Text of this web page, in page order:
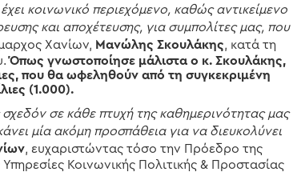
κοινωνικό περιεχόμενο, καθώς αντικείμενο
και αποχέτευσης, για συμπολίτες μας, που
Χανίων, Μανώλης Σκουλάκης, κατά τη
Όπως γνωστοποίησε μάλιστα ο κ. Σκουλάκης,
που θα ωφεληθούν από τη συγκεκριμένη
(1.000).
σχεδόν σε κάθε πτυχή της καθημερινότητας μας
μία ακόμη προσπάθεια για να διευκολύνει
, ευχαριστώντας τόσο την Πρόεδρο της
Κοινωνικής Πολιτικής & Προστασίας